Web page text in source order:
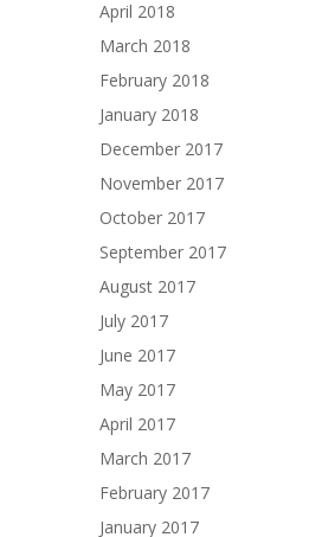
April 2018
March 2018
February 2018
January 2018
December 2017
November 2017
October 2017
September 2017
August 2017
July 2017
June 2017
May 2017
April 2017
March 2017
February 2017
January 2017